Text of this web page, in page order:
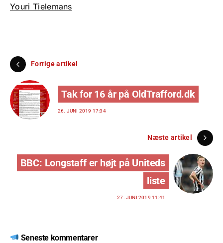
Youri Tielemans
Forrige artikel
Tak for 16 år på OldTrafford.dk
26. JUNI 2019 17:34
Næste artikel
BBC: Longstaff er højt på Uniteds
liste
27. JUNI 2019 11:41
Seneste kommentarer